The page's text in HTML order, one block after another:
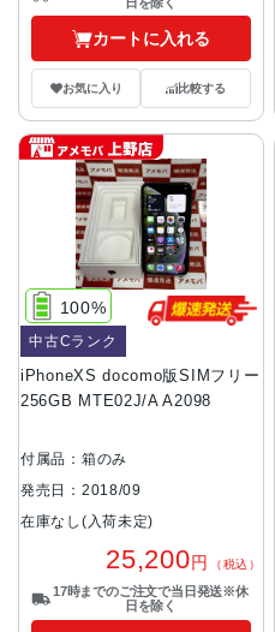
カートに入れる
お気に入り 比較する
iPhoneXS docomo版SIMフリー
256GB MTE02J/A A2098
100%
中古Cランク
付属品：箱のみ
発売日：2018/09
在庫なし(入荷未定)
25,200円 （税込）
17時までのご注文で当日発送※休
日を除く